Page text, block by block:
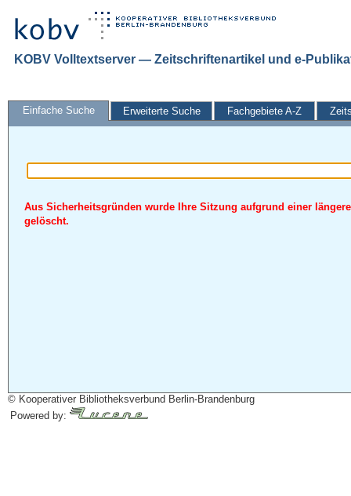
KOBV Volltextserver — Zeitschriftenartikel und e-
Einfache Suche Erweiterte Suche Fachgebiete A-Z
Aus Sicherheitsgründen wurde Ihre Sitzung aufgrund einer
gelöscht.
© Kooperativer Bibliotheksverbund Berlin-Brandenburg
Powered by: